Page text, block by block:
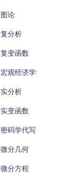
图论
复分析
复变函数
宏观经济学
实分析
实变函数
密码学代写
微分几何
微分方程